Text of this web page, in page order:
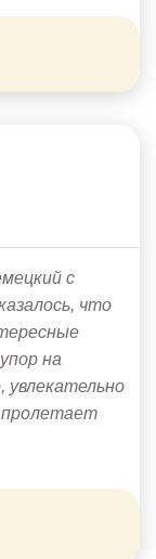
с
что
на
увлекательно
пролетает